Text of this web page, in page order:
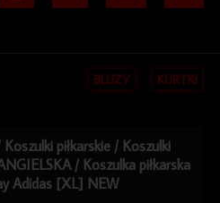
BLUZY KURTKI
Koszulki piłkarskie / Koszulki
/ Koszulka piłkarska
Adidas [XL] NEW